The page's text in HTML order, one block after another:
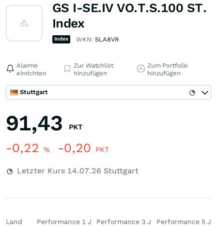
GS I-SE.IV VO.T.S.100 ST.
Index
Index WKN:SLA8VR
Alarme
einrichten
Zur Watchlist
hinzufügen
Zum Portfolio
hinzufügen
Stuttgart
91,43 PKT
-0,22 % -0,20 PKT
Letzter Kurs 14.07.26 Stuttgart
Land Performance 1 J Performance 3 J Performance 5 J